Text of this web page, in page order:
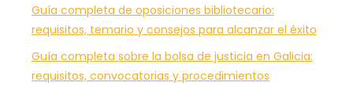
Guía completa de oposiciones bibliotecario:
requisitos, temario y consejos para alcanzar el éxito
Guía completa sobre la bolsa de justicia en Galicia:
requisitos, convocatorias y procedimientos